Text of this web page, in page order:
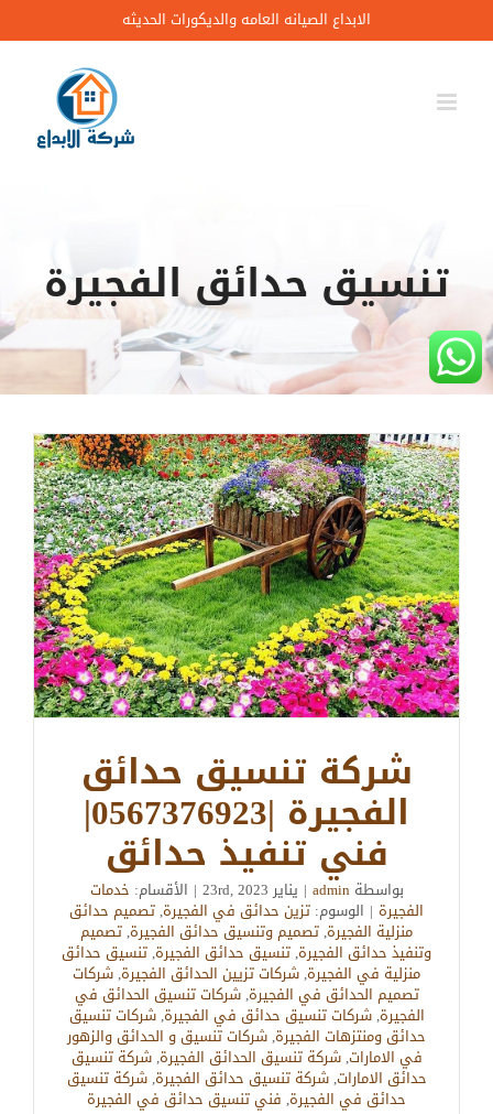
to
content
الابداع الصيانه العامه والديكورات الحديثه
تنسيق حدائق الفجيرة
شركة تنسيق حدائق
الفجيرة |0567376923|
فني تنفيذ حدائق
بواسطةadmin
| يناير 23rd, 2023 | الأقسام: خدمات
الفجيرة | الوسوم: تزين حدائق في الفجيرة,تصميم حدائق
منزلية الفجيرة,تصميم وتنسيق حدائق الفجيرة,تصميم
وتنفيذ حدائق الفجيرة,تنسيق حدائق الفجيرة,تنسيق حدائق
منزلية في الفجيرة,شركات تزيين الحدائق الفجيرة,شركات
تصميم الحدائق في الفجيرة,شركات تنسيق الحدائق في
الفجيرة,شركات تنسيق حدائق في الفجيرة,شركات تنسيق
حدائق ومنتزهات الفجيرة,شركات تنسيق و الحدائق والزهور
في الامارات,شركة تنسيق الحدائق الفجيرة,شركة تنسيق
حدائق الامارات,شركة تنسيق حدائق الفجيرة,شركة تنسيق
حدائق في الفجيرة, فني تنسيق حدائق في الفجيرة